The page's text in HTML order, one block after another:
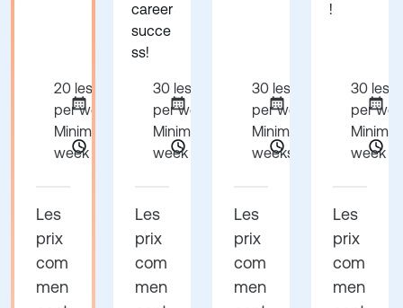
20 lessons
per week
Minimum 1
week
Les
prix
com
men
career
succe
ss!
30 lessons
per week
Minimum 1
week
Les
prix
com
men
30 lessons
per week
Minimum 24
weeks
Les
prix
com
men
!
30
per
week
Les
prix
com
men